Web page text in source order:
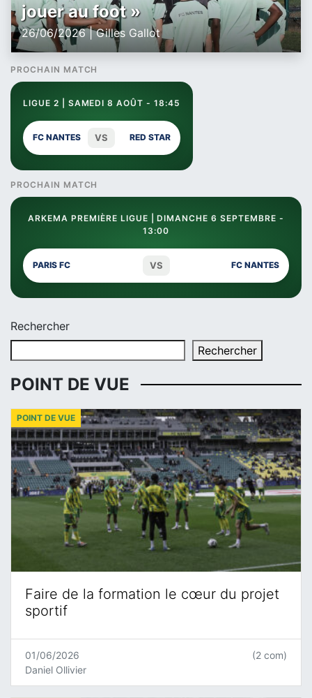
jouer au foot »
26/06/2026 | Gilles Gallot
PROCHAIN MATCH
LIGUE 2 | SAMEDI 8 AOÛT - 18:45
FC NANTES VS RED STAR
PROCHAIN MATCH
ARKEMA PREMIÈRE LIGUE | DIMANCHE 6 SEPTEMBRE -
13:00
PARIS FC VS FC NANTES
Rechercher
Rechercher
POINT DE VUE
Faire de la formation le cœur du projet
sportif
POINT DE VUE
01/06/2026
Daniel Ollivier
(2 com)